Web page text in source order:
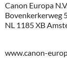
Canon Europa
Bovenkerkerweg
NL 1185 XB
www.canon-